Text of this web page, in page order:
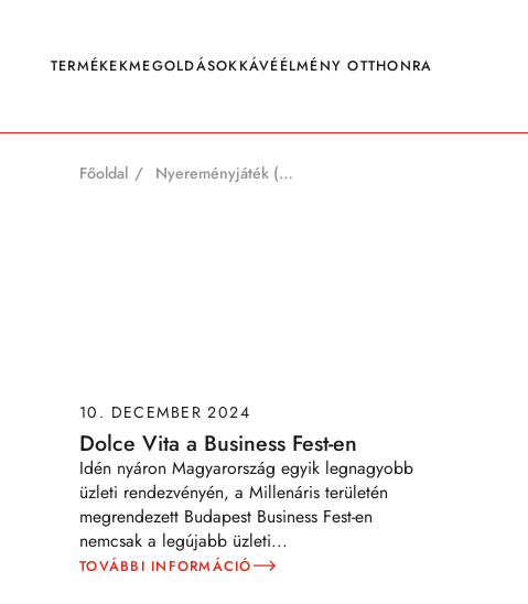
TERMÉKEKMEGOLDÁSOKKÁVÉÉLMÉNY OTTHONRA
Főoldal Nyereményjáték (AGB)
10. DECEMBER 2024
Dolce Vita a Business Fest-en
Idén nyáron Magyarország egyik legnagyobb
üzleti rendezvényén, a Millenáris területén
megrendezett Budapest Business Fest-en
nemcsak a legújabb üzleti...
TOVÁBBI INFORMÁCIÓ